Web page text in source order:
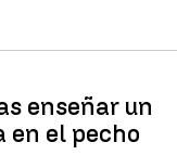
enseñar un
en el pecho